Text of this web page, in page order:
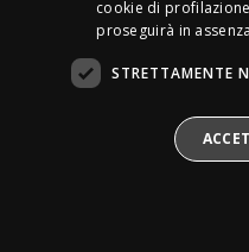
cookie di
proseguirà in
STRETTAMENTE